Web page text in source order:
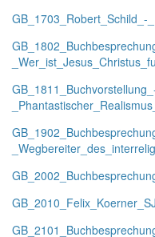
GB_1703_Robert_Schild_-